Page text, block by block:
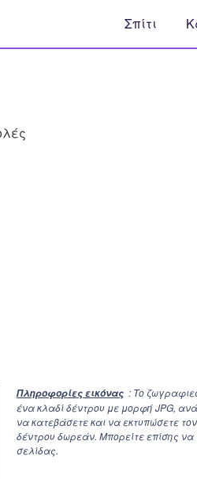
Σπίτι
Πληροφορίες εικόνας : Το
ένα κλαδί δέντρου με μορφή JPG,
να κατεβάσετε και να εκτυπώσετε
δέντρου δωρεάν. Μπορείτε επίσης
σελίδας.